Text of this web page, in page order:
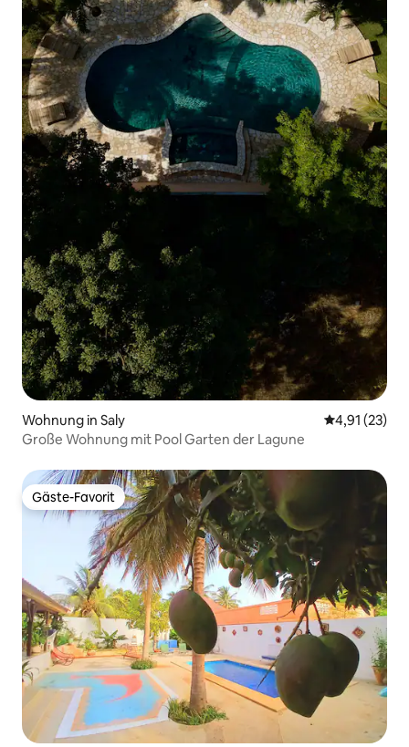
Wohnung in Saly
4,91 (23)
Große Wohnung mit Pool Garten der Lagune
Gäste-Favorit
Gäste-Favorit